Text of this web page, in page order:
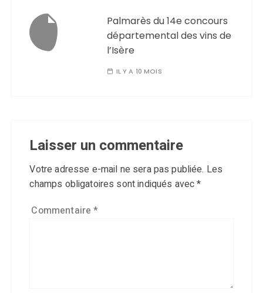
Palmarès du 14e concours
départemental des vins de
l’Isère
IL Y A 10 MOIS
Laisser un commentaire
Votre adresse e-mail ne sera pas publiée. Les
champs obligatoires sont indiqués avec*
Commentaire*